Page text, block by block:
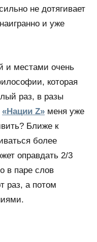
не дотягивает
и уже
и местами очень
которая
раз, в разы
«Нации Z» меня уже
Ближе к
более
оправдать 2/3
в паре слов
раз, а потом